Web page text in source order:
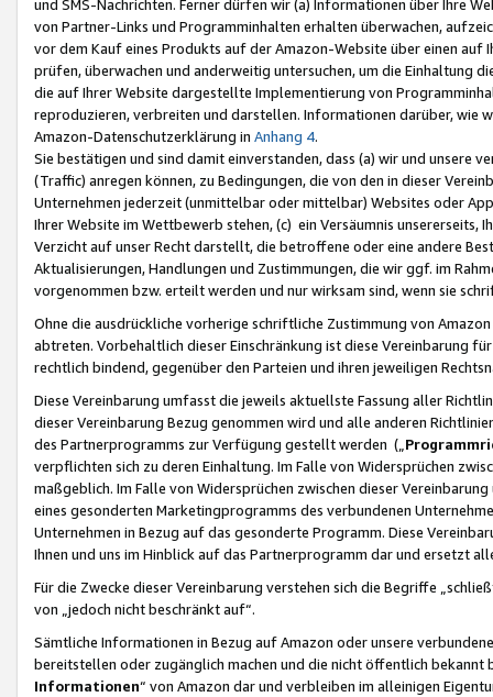
und SMS-Nachrichten. Ferner dürfen wir (a) Informationen über Ihre
von Partner-Links und Programminhalten erhalten überwachen,
vor dem Kauf eines Produkts auf der Amazon-Website über einen
prüfen, überwachen und anderweitig untersuchen, um die Einhaltung
die auf Ihrer Website dargestellte Implementierung von
reproduzieren, verbreiten und darstellen. Informationen darüber, wie
Amazon-Datenschutzerklärung in Anhang 4.
Sie bestätigen und sind damit einverstanden, dass (a) wir und
(Traffic) anregen können, zu Bedingungen, die von den in dieser
Unternehmen jederzeit (unmittelbar oder mittelbar) Websites oder
Ihrer Website im Wettbewerb stehen, (c) ein Versäumnis unsererseits,
Verzicht auf unser Recht darstellt, die betroffene oder eine andere
Aktualisierungen, Handlungen und Zustimmungen, die wir ggf. im
vorgenommen bzw. erteilt werden und nur wirksam sind, wenn sie
Ohne die ausdrückliche vorherige schriftliche Zustimmung von
abtreten. Vorbehaltlich dieser Einschränkung ist diese Vereinbarung
rechtlich bindend, gegenüber den Parteien und ihren jeweiligen
Diese Vereinbarung umfasst die jeweils aktuellste Fassung aller
dieser Vereinbarung Bezug genommen wird und alle anderen
des Partnerprogramms zur Verfügung gestellt werden („
verpflichten sich zu deren Einhaltung. Im Falle von Widersprüchen
maßgeblich. Im Falle von Widersprüchen zwischen dieser
eines gesonderten Marketingprogramms des verbundenen
Unternehmen in Bezug auf das gesonderte Programm. Diese
Ihnen und uns im Hinblick auf das Partnerprogramm dar und ersetzt
Für die Zwecke dieser Vereinbarung verstehen sich die Begriffe
von „jedoch nicht beschränkt auf“.
Sämtliche Informationen in Bezug auf Amazon oder unsere
bereitstellen oder zugänglich machen und die nicht öffentlich
Informationen“ von Amazon dar und verbleiben im alleinigen